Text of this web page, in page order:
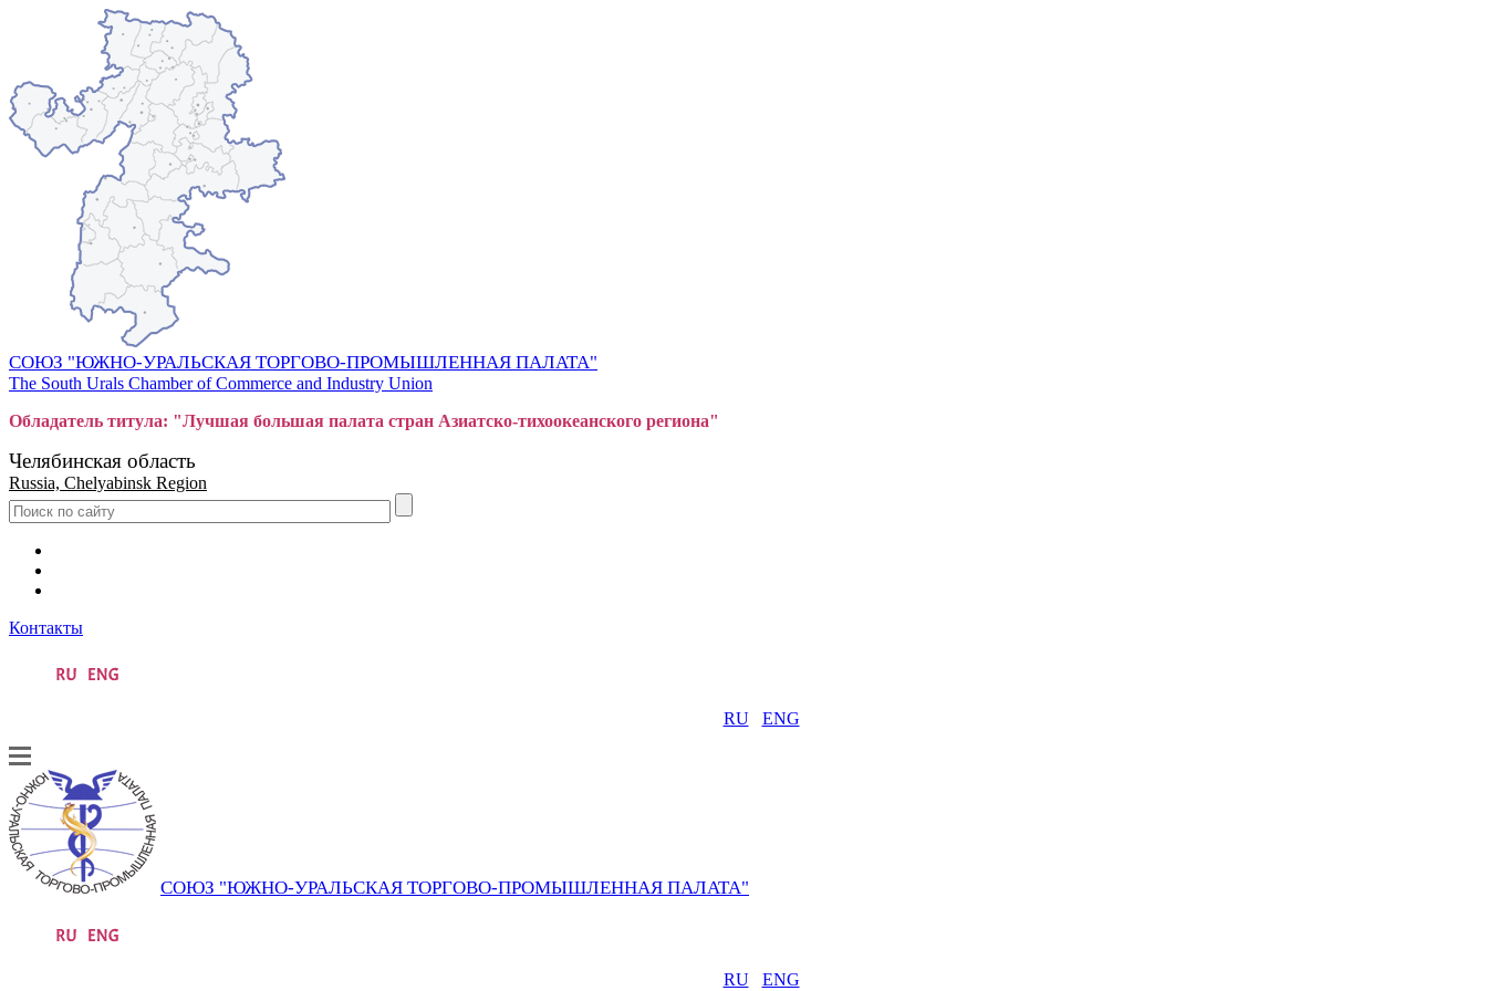
СОЮЗ "ЮЖНО-УРАЛЬСКАЯ ТОРГОВО-ПРОМЫШЛЕННАЯ ПАЛАТА"
The South Urals Chamber of Commerce and Industry Union
Обладатель титула: "Лучшая большая палата стран Азиатско-тихоокеанского региона"
Челябинская область
Russia, Chelyabinsk Region
Контакты
RU ENG
СОЮЗ "ЮЖНО-УРАЛЬСКАЯ ТОРГОВО-ПРОМЫШЛЕННАЯ ПАЛАТА"
RU ENG